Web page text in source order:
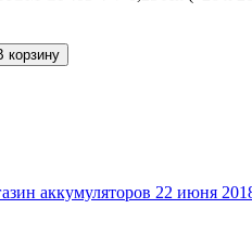
корзину
аккумуляторов 22 июня